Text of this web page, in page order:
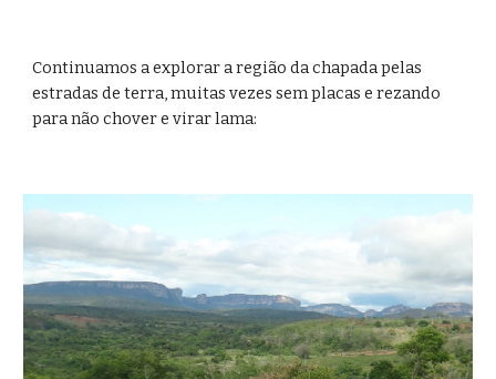
Continuamos a explorar a região da chapada pelas
estradas de terra, muitas vezes sem placas e rezando
para não chover e virar lama: